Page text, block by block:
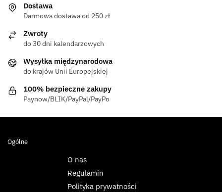
Dostawa
Darmowa dostawa od 250 zł
Zwroty
do 30 dni kalendarzowych
Wysyłka międzynarodowa
do krajów Unii Europejskiej
100% bezpieczne zakupy
Paynow/BLIK/PayPal/PayPo
Ogólne
O nas
Regulamin
Polityka prywatności